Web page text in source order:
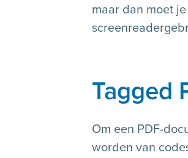
maar dan moet
Tagged
Om een PDF-
worden van